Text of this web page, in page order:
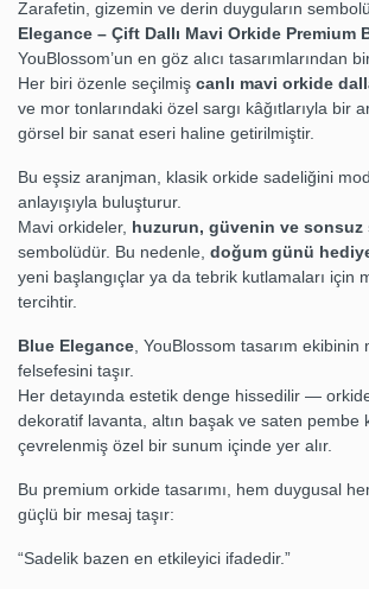
Zarafetin, gizemin ve derin duyguların
Elegance – Çift Dallı Mavi Orkide Premium
YouBlossom’un en göz alıcı tasarımlarından
Her biri özenle seçilmiş canlı mavi orkide
ve mor tonlarındaki özel sargı kâğıtlarıyla bir
görsel bir sanat eseri haline getirilmiştir.
Bu eşsiz aranjman, klasik orkide sadeliğini
anlayışıyla buluşturur.
Mavi orkideler, huzurun, güvenin ve sonsuz
sembolüdür. Bu nedenle, doğum günü
yeni başlangıçlar ya da tebrik kutlamaları için
tercihtir.
Blue Elegance , YouBlossom tasarım
felsefesini taşır.
Her detayında estetik denge hissedilir —
dekoratif lavanta, altın başak ve saten pembe
çevrelenmiş özel bir sunum içinde yer alır.
Bu premium orkide tasarımı, hem duygusal
güçlü bir mesaj taşır:
“Sadelik bazen en etkileyici ifadedir.”